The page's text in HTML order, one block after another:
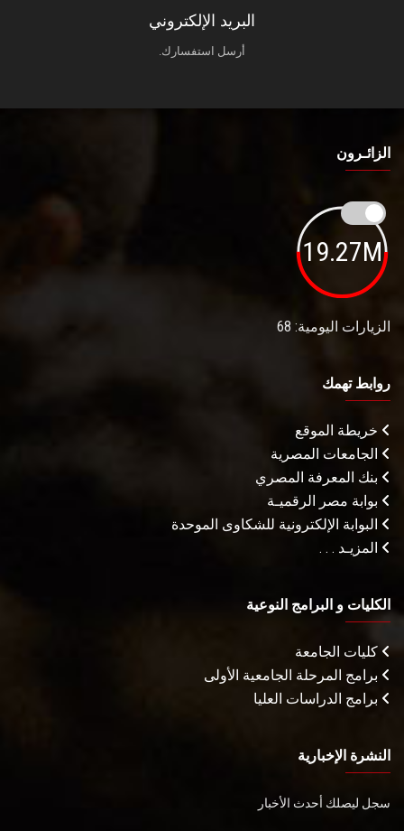
البريد الإلكتروني
أرسل استفسارك.
الزائـرون
19.27M
الزيارات اليومية: 68
روابط تهمك
خريطة الموقع
الجامعات المصرية
بنك المعرفة المصري
بوابة مصر الرقميـة
البوابة الإلكترونية للشكاوى الموحدة
المزيـد . . .
الكليات و البرامج النوعية
كليات الجامعة
برامج المرحلة الجامعية الأولى
برامج الدراسات العليا
النشرة الإخبارية
سجل ليصلك أحدث الأخبار